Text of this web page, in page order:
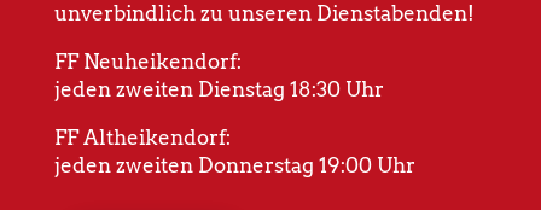
unverbindlich zu unseren Dienstabenden!
FF Neuheikendorf:
jeden zweiten Dienstag 18:30 Uhr
FF Altheikendorf:
jeden zweiten Donnerstag 19:00 Uhr